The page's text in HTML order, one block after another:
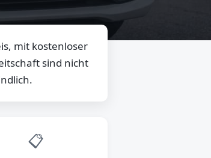
mit kostenloser
sind nicht
📋